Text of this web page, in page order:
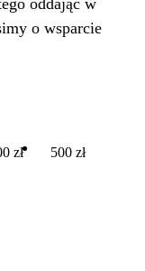
oddając w
o wsparcie
zł 500 zł